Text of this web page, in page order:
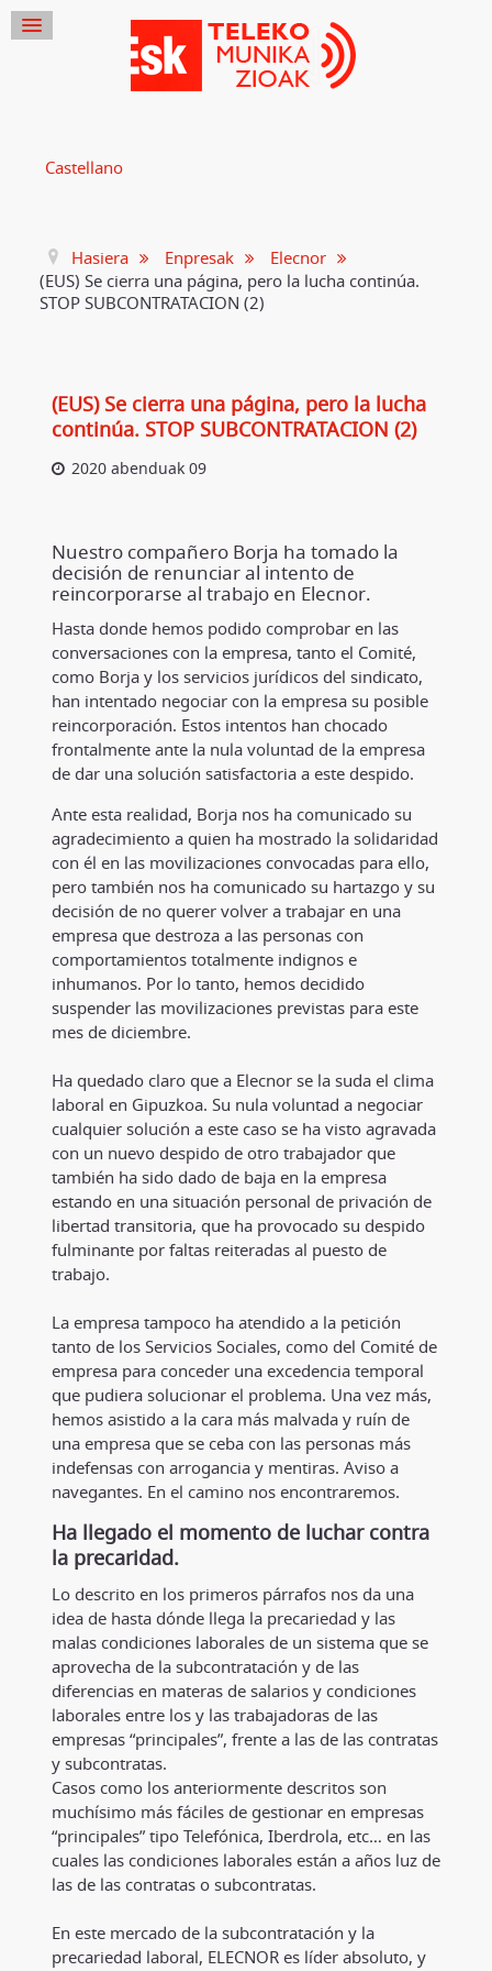
Castellano
Hasiera Enpresak
Elecnor
(EUS) Se cierra una página, pero la lucha continúa.
STOP SUBCONTRATACION (2)
(EUS) Se cierra una página, pero la lucha
continúa. STOP SUBCONTRATACION (2)
2020 abenduak 09
Nuestro compañero Borja ha tomado la
decisión de renunciar al intento de
reincorporarse al trabajo en Elecnor.
Hasta donde hemos podido comprobar en las
conversaciones con la empresa, tanto el Comité,
como Borja y los servicios jurídicos del sindicato,
han intentado negociar con la empresa su posible
reincorporación. Estos intentos han chocado
frontalmente ante la nula voluntad de la empresa
de dar una solución satisfactoria a este despido.
Ante esta realidad, Borja nos ha comunicado su
agradecimiento a quien ha mostrado la solidaridad
con él en las movilizaciones convocadas para ello,
pero también nos ha comunicado su hartazgo y su
decisión de no querer volver a trabajar en una
empresa que destroza a las personas con
comportamientos totalmente indignos e
inhumanos. Por lo tanto, hemos decidido
suspender las movilizaciones previstas para este
mes de diciembre.
Ha quedado claro que a Elecnor se la suda el clima
laboral en Gipuzkoa. Su nula voluntad a negociar
cualquier solución a este caso se ha visto agravada
con un nuevo despido de otro trabajador que
también ha sido dado de baja en la empresa
estando en una situación personal de privación de
libertad transitoria, que ha provocado su despido
fulminante por faltas reiteradas al puesto de
trabajo.
La empresa tampoco ha atendido a la petición
tanto de los Servicios Sociales, como del Comité de
empresa para conceder una excedencia temporal
que pudiera solucionar el problema. Una vez más,
hemos asistido a la cara más malvada y ruín de
una empresa que se ceba con las personas más
indefensas con arrogancia y mentiras. Aviso a
navegantes. En el camino nos encontraremos.
Ha llegado el momento de luchar contra
la precaridad.
Lo descrito en los primeros párrafos nos da una
idea de hasta dónde llega la precariedad y las
malas condiciones laborales de un sistema que se
aprovecha de la subcontratación y de las
diferencias en materas de salarios y condiciones
laborales entre los y las trabajadoras de las
empresas “principales”, frente a las de las contratas
y subcontratas.
Casos como los anteriormente descritos son
muchísimo más fáciles de gestionar en empresas
“principales” tipo Telefónica, Iberdrola, etc… en las
cuales las condiciones laborales están a años luz de
las de las contratas o subcontratas.
En este mercado de la subcontratación y la
precariedad laboral, ELECNOR es líder absoluto, y